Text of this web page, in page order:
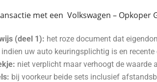
met een Volkswagen –
(deel 1): het roze document dat
indien uw auto keuringsplichtig is en
niet verplicht maar verhoogt de waarde
bij voorkeur beide sets inclusief